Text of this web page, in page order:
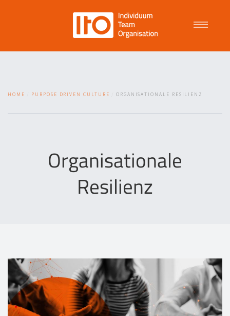
Kontakt
EN
HOME PURPOSE DRIVEN CULTURE ORGANISATIONALE RESILIENZ
Organisationale
Resilienz